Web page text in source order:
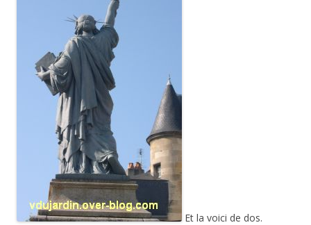
Et la voici de dos.